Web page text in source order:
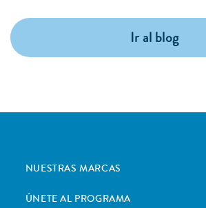
Ir al blog
NUESTRAS MARCAS
ÚNETE AL PROGRAMA